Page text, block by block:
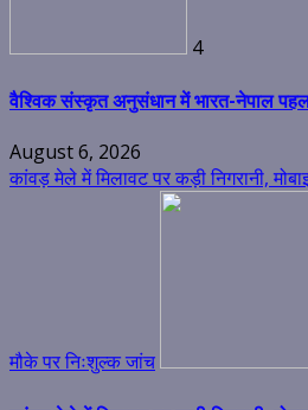
4
वैश्विक संस्कृत अनुसंधान में भारत-नेपाल
August 6, 2026
कांवड़ मेले में मिलावट पर कड़ी निगरानी,
मौके पर निःशुल्क जांच